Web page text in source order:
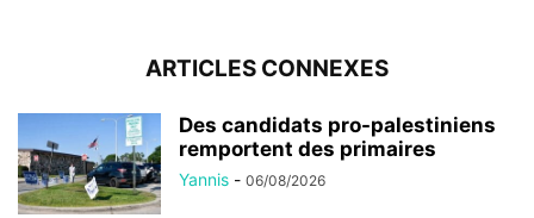
ARTICLES CONNEXES
Des candidats pro-palestiniens
remportent des primaires
Yannis - 06/08/2026